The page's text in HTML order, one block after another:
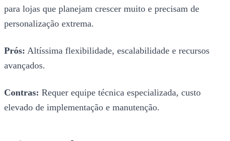
para lojas que planejam crescer muito e precisam de
personalização extrema.
Prós: Altíssima flexibilidade, escalabilidade e recursos
avançados.
Contras: Requer equipe técnica especializada, custo
elevado de implementação e manutenção.